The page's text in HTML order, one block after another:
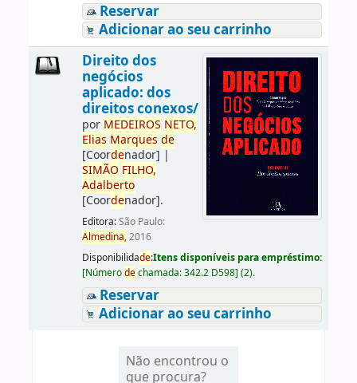
Reservar
Adicionar ao seu carrinho
Direito dos
negócios
aplicado: dos
direitos conexos/
por MEDEIROS NETO,
Elias Marques de
[Coordenador] |
SIMÃO FILHO,
Adalberto
[Coordenador].
Editora:São Paulo:
Almedina,2016
Disponibilidade:Itens disponíveis para empréstimo:
[Númerodechamada:342.2 D598] (2).
Reservar
Adicionar ao seu carrinho
Não encontrou o
que procura?